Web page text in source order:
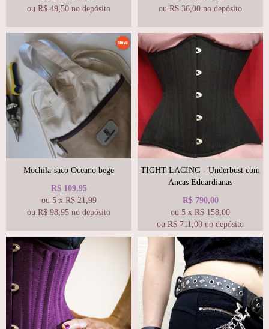
ou R$ 49,50 no depósito
ou R$ 36,00 no depósito
Mochila-saco Oceano bege
R$ 109,95
ou 5 x R$ 21,99
ou R$ 98,95 no depósito
TIGHT LACING - Underbust com
Ancas Eduardianas
R$ 790,00
ou 5 x R$ 158,00
ou R$ 711,00 no depósito